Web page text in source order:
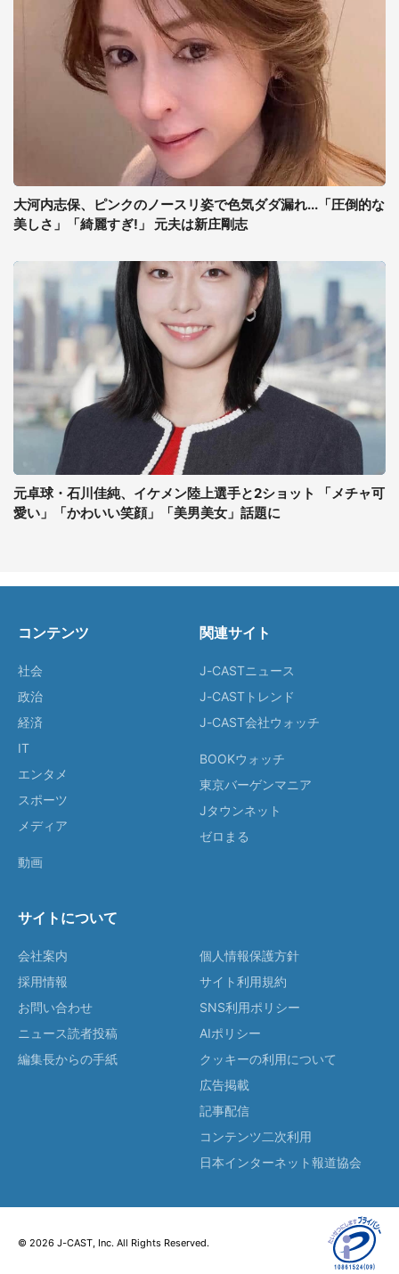
大河内志保、ピンクのノースリ姿で色気ダダ漏れ...「圧倒的な
美しさ」「綺麗すぎ!」 元夫は新庄剛志
元卓球・石川佳純、イケメン陸上選手と2ショット 「メチャ可
愛い」「かわいい笑顔」「美男美女」話題に
コンテンツ
社会
政治
経済
IT
エンタメ
スポーツ
メディア
動画
関連サイト
J-CASTニュース
J-CASTトレンド
J-CAST会社ウォッチ
BOOKウォッチ
東京バーゲンマニア
Jタウンネット
ゼロまる
サイトについて
会社案内
採用情報
お問い合わせ
ニュース読者投稿
編集長からの手紙
個人情報保護方針
サイト利用規約
SNS利用ポリシー
AIポリシー
クッキーの利用について
広告掲載
記事配信
コンテンツ二次利用
日本インターネット報道協会
© 2026 J-CAST, Inc. All Rights Reserved.